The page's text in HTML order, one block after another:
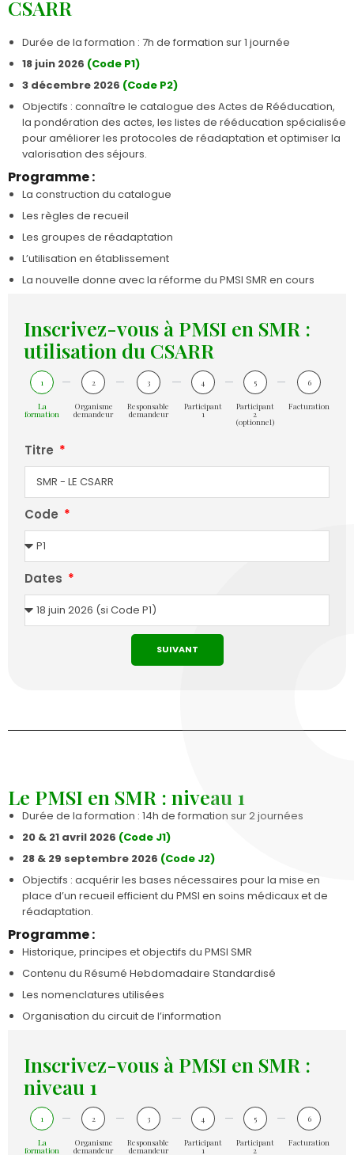
CSARR
Durée de la formation : 7h de formation sur 1 journée
18 juin 2026 (Code P1)
3 décembre 2026 (Code P2)
Objectifs : connaître le catalogue des Actes de Rééducation,
la pondération des actes, les listes de rééducation spécialisée
pour améliorer les protocoles de réadaptation et optimiser la
valorisation des séjours.
Programme :
La construction du catalogue
Les règles de recueil
Les groupes de réadaptation
L’utilisation en établissement
La nouvelle donne avec la réforme du PMSI SMR en cours
Inscrivez-vous à PMSI en SMR :
utilisation du CSARR
1
La
formation
2
Organisme
demandeur
3
Responsable
demandeur
4
Participant
1
5
Participant
2
(optionnel)
6
Facturation
Titre
Code
Dates
SUIVANT
Le PMSI en SMR : niveau 1
Durée de la formation : 14h de formation sur 2 journées
20 & 21 avril 2026 (Code J1)
28 & 29 septembre 2026 (Code J2)
Objectifs : acquérir les bases nécessaires pour la mise en
place d’un recueil efficient du PMSI en soins médicaux et de
réadaptation.
Programme :
Historique, principes et objectifs du PMSI SMR
Contenu du Résumé Hebdomadaire Standardisé
Les nomenclatures utilisées
Organisation du circuit de l’information
Inscrivez-vous à PMSI en SMR :
niveau 1
1
La
formation
2
Organisme
demandeur
3
Responsable
demandeur
4
Participant
1
5
Participant
2
6
Facturation